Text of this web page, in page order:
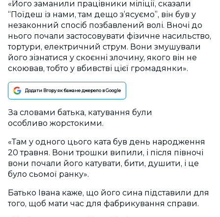
«Його заманили працівники міліції, сказали
“Поїдеш із нами, там дещо з’ясуємо”, він був у
незаконний спосіб позбавлений волі. Вночі до
нього почали застосовувати фізичне насильство,
тортури, електричний струм. Вони змушували
його зізнатися у скоєнні злочину, якого він не
скоював, тобто у вбивстві цієї громадянки».
Додати Вгору як бажане джерело в Google
За словами батька, катування були
особливо жорстокими.
«Там у одного цього ката був день народження
20 травня. Вони трошки випили, і після півночі
вони почали його катувати, бити, душити, і це
було сьомої ранку».
Батько Івана каже, що його сина підставили для
того, щоб мати час для фабрикування справи.